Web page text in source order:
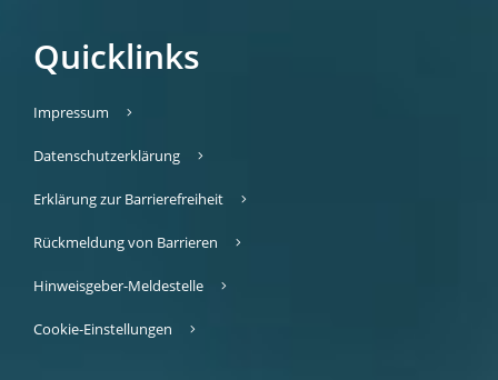
Quicklinks
Impressum
Datenschutzerklärung
Erklärung zur Barrierefreiheit
Rückmeldung von Barrieren
Hinweisgeber-Meldestelle
Cookie-Einstellungen